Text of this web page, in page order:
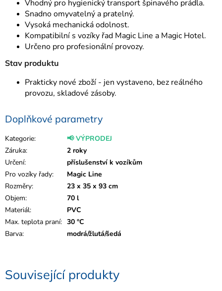
Související produkty
Vhodný pro hygienický transport špinavého prádla.
Snadno omyvatelný a pratelný.
Vysoká mechanická odolnost.
Kompatibilní s vozíky řad Magic Line a Magic Hotel.
Určeno pro profesionální provozy.
Stav produktu
Prakticky nové zboží - jen vystaveno, bez reálného
provozu, skladové zásoby.
Doplňkové parametry
Kategorie:
📢 VÝPRODEJ
Záruka:
2 roky
Určení:
příslušenství k vozíkům
Pro vozíky řady:
Magic Line
Rozměry:
23 x 35 x 93 cm
Objem:
70 l
Materiál:
PVC
Max. teplota praní: 30 °C
Barva: modrá/žlutá/šedá